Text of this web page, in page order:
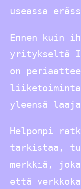
useassa
Ennen kuin
yritykseltä
on
yleensä
Helpompi
tarkistaa,
merkkiä,
että